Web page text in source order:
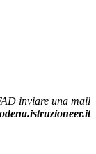
inviare una mail